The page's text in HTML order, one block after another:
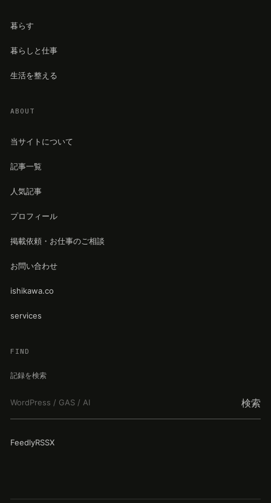
暮らす
暮らしと仕事
生活を整える
ABOUT
当サイトについて
記事一覧
人気記事
プロフィール
掲載依頼・お仕事のご相談
お問い合わせ
ishikawa.co
services
FIND
記録を検索
検索
FeedlyRSSX